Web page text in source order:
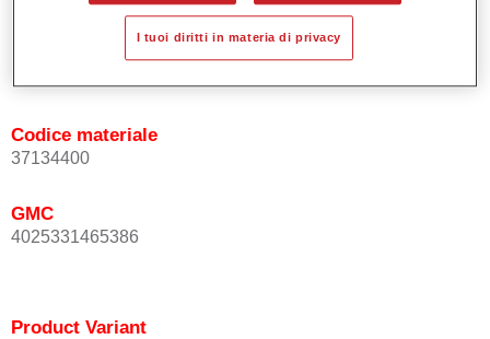
Product Variant
Codice materiale
37134400
GMC
4025331465386
Product Variant
I tuoi diritti in materia di privacy